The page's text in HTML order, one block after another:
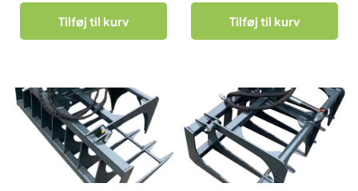
Tilføj til kurv Tilføj til kurv